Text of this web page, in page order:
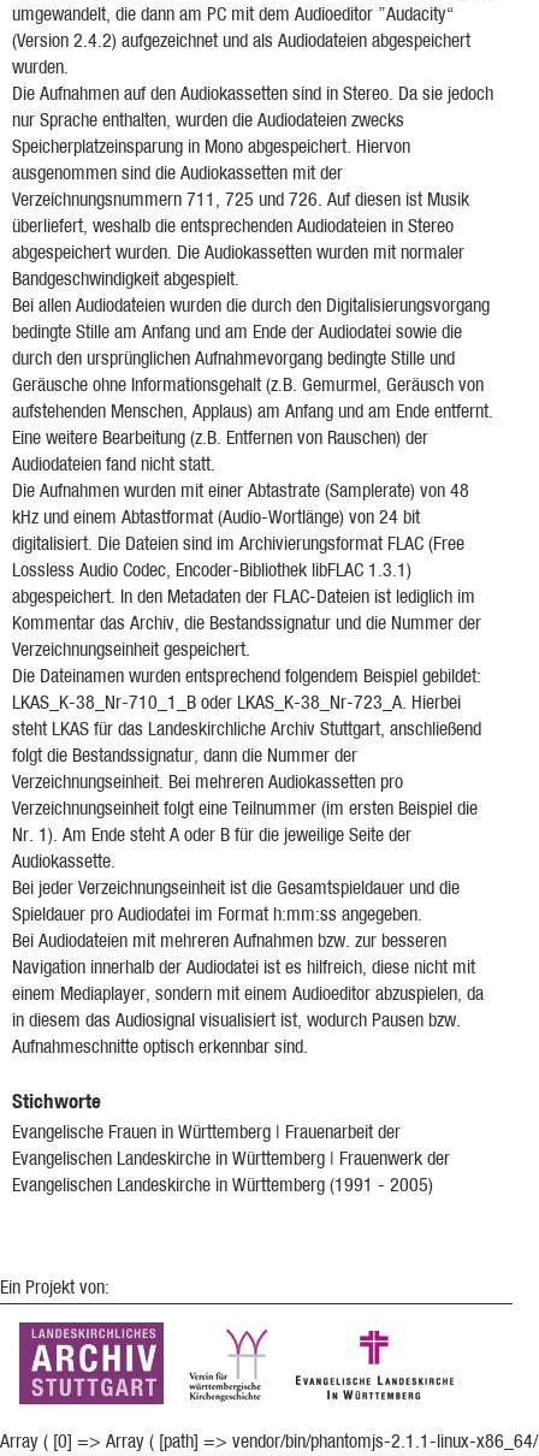
umgewandelt, die dann am PC mit dem Audioeditor ”Audacity“
(Version 2.4.2) aufgezeichnet und als Audiodateien abgespeichert
wurden.
Die Aufnahmen auf den Audiokassetten sind in Stereo. Da sie jedoch
nur Sprache enthalten, wurden die Audiodateien zwecks
Speicherplatzeinsparung in Mono abgespeichert. Hiervon
ausgenommen sind die Audiokassetten mit der
Verzeichnungsnummern 711, 725 und 726. Auf diesen ist Musik
überliefert, weshalb die entsprechenden Audiodateien in Stereo
abgespeichert wurden. Die Audiokassetten wurden mit normaler
Bandgeschwindigkeit abgespielt.
Bei allen Audiodateien wurden die durch den Digitalisierungsvorgang
bedingte Stille am Anfang und am Ende der Audiodatei sowie die
durch den ursprünglichen Aufnahmevorgang bedingte Stille und
Geräusche ohne Informationsgehalt (z.B. Gemurmel, Geräusch von
aufstehenden Menschen, Applaus) am Anfang und am Ende entfernt.
Eine weitere Bearbeitung (z.B. Entfernen von Rauschen) der
Audiodateien fand nicht statt.
Die Aufnahmen wurden mit einer Abtastrate (Samplerate) von 48
kHz und einem Abtastformat (Audio-Wortlänge) von 24 bit
digitalisiert. Die Dateien sind im Archivierungsformat FLAC (Free
Lossless Audio Codec, Encoder-Bibliothek libFLAC 1.3.1)
abgespeichert. In den Metadaten der FLAC-Dateien ist lediglich im
Kommentar das Archiv, die Bestandssignatur und die Nummer der
Verzeichnungseinheit gespeichert.
Die Dateinamen wurden entsprechend folgendem Beispiel gebildet:
LKAS_K-38_Nr-710_1_B oder LKAS_K-38_Nr-723_A. Hierbei
steht LKAS für das Landeskirchliche Archiv Stuttgart, anschließend
folgt die Bestandssignatur, dann die Nummer der
Verzeichnungseinheit. Bei mehreren Audiokassetten pro
Verzeichnungseinheit folgt eine Teilnummer (im ersten Beispiel die
Nr. 1). Am Ende steht A oder B für die jeweilige Seite der
Audiokassette.
Bei jeder Verzeichnungseinheit ist die Gesamtspieldauer und die
Spieldauer pro Audiodatei im Format h:mm:ss angegeben.
Bei Audiodateien mit mehreren Aufnahmen bzw. zur besseren
Navigation innerhalb der Audiodatei ist es hilfreich, diese nicht mit
einem Mediaplayer, sondern mit einem Audioeditor abzuspielen, da
in diesem das Audiosignal visualisiert ist, wodurch Pausen bzw.
Aufnahmeschnitte optisch erkennbar sind.
Stichworte
Evangelische Frauen in Württemberg | Frauenarbeit der
Evangelischen Landeskirche in Württemberg | Frauenwerk der
Evangelischen Landeskirche in Württemberg (1991 - 2005)
Ein Projekt von:
Array ( [0] => Array ( [path] => vendor/bin/phantomjs-2.1.1-linux-x86_64/